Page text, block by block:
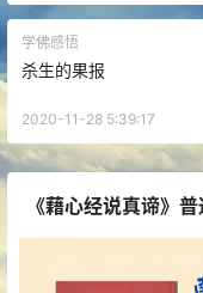
学佛感悟
杀生的果报
2020-11-28 5:39:17
《藉心经说真谛》